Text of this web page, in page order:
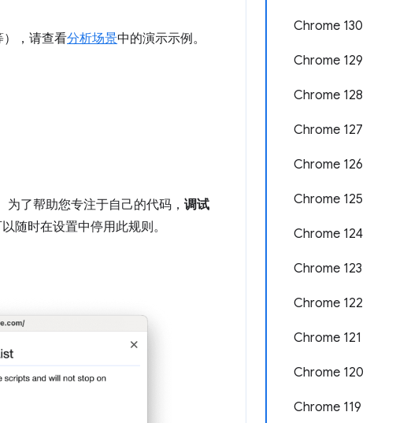
Chrome 130
Chrome 129
Chrome 128
Chrome 127
Chrome 126
Chrome 125
Chrome 124
Chrome 123
Chrome 122
Chrome 121
Chrome 120
Chrome 119
），请查看分析场景中的演示示例。
为了帮助您专注于自己的代码， 调试
随时在设置中停用此规则。